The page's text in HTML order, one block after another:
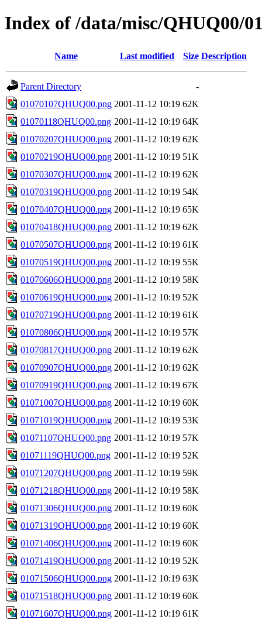
Index of /data/misc/QHUQ00/
Name Last modified Size Description
Parent Directory
-
01070107QHUQ00.png 2001-11-12 10:19 62K
01070118QHUQ00.png 2001-11-12 10:19 64K
01070207QHUQ00.png 2001-11-12 10:19 62K
01070219QHUQ00.png 2001-11-12 10:19 51K
01070307QHUQ00.png 2001-11-12 10:19 62K
01070319QHUQ00.png 2001-11-12 10:19 54K
01070407QHUQ00.png 2001-11-12 10:19 65K
01070418QHUQ00.png 2001-11-12 10:19 62K
01070507QHUQ00.png 2001-11-12 10:19 61K
01070519QHUQ00.png 2001-11-12 10:19 55K
01070606QHUQ00.png 2001-11-12 10:19 58K
01070619QHUQ00.png 2001-11-12 10:19 52K
01070719QHUQ00.png 2001-11-12 10:19 61K
01070806QHUQ00.png 2001-11-12 10:19 57K
01070817QHUQ00.png 2001-11-12 10:19 62K
01070907QHUQ00.png 2001-11-12 10:19 62K
01070919QHUQ00.png 2001-11-12 10:19 67K
01071007QHUQ00.png 2001-11-12 10:19 60K
01071019QHUQ00.png 2001-11-12 10:19 53K
01071107QHUQ00.png 2001-11-12 10:19 57K
01071119QHUQ00.png 2001-11-12 10:19 52K
01071207QHUQ00.png 2001-11-12 10:19 59K
01071218QHUQ00.png 2001-11-12 10:19 58K
01071306QHUQ00.png 2001-11-12 10:19 60K
01071319QHUQ00.png 2001-11-12 10:19 60K
01071406QHUQ00.png 2001-11-12 10:19 60K
01071419QHUQ00.png 2001-11-12 10:19 52K
01071506QHUQ00.png 2001-11-12 10:19 63K
01071518QHUQ00.png 2001-11-12 10:19 60K
01071607QHUQ00.png 2001-11-12 10:19 61K